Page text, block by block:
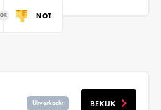
NOT
Uitverkocht BEKIJK